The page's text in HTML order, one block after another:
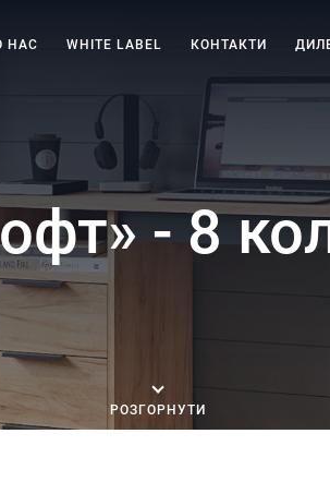
НАС WHITE LABEL КОНТАКТИ
- 8
РОЗГОРНУТИ